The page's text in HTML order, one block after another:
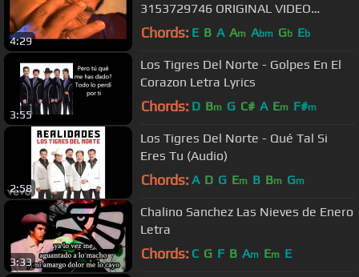
4:29
3153729746 ORIGINAL VIDEO
OFICIAL
Chords: E B A Am Abm Gb Eb
3:55
Los Tigres Del Norte - Golpes En El
Corazon Letra Lyrics
Chords: D Bm G C# A Em F#m
2:58
Los Tigres Del Norte - Qué Tal Si
Eres Tu (Audio)
Chords: A D G Em B Bm Gm
3:33
Chalino Sanchez Las Nieves de Enero
Letra
Chords: C G F B Am Em E